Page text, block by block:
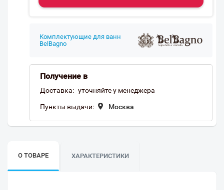
Комплектующие для ванн
BelBagno
Получение в
Доставка: уточняйте у менеджера
Пункты выдачи: Москва
О ТОВАРЕ ХАРАКТЕРИСТИКИ